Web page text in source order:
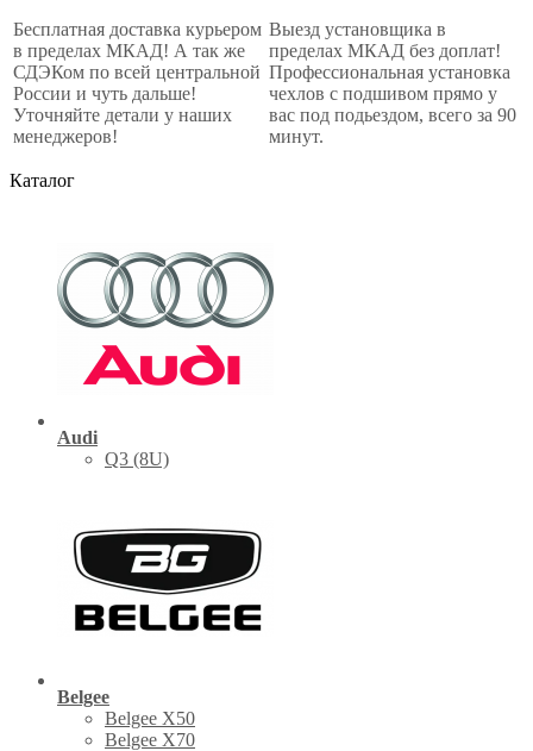
Бесплатная доставка курьером
в пределах МКАД! А так же
СДЭКом по всей центральной
России и чуть дальше!
Уточняйте детали у наших
менеджеров!
Выезд установщика в
пределах МКАД без доплат!
Профессиональная установка
чехлов с подшивом прямо у
вас под подьездом, всего за 90
минут.
Каталог
Audi
Q3 (8U)
Belgee
Belgee X50
Belgee X70